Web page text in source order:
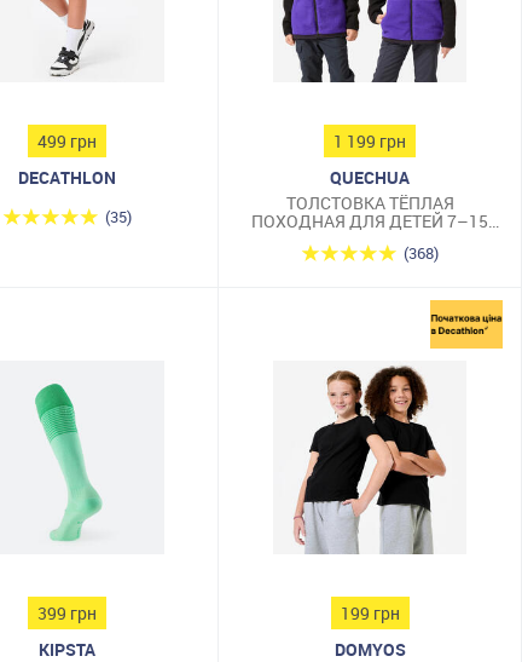
499 грн
DECATHLON
(35)
1 199 грн
QUECHUA
ТОЛСТОВКА ТЁПЛАЯ
ПОХОДНАЯ ДЛЯ ДЕТЕЙ 7–15
ЛЕТ ТЁМНО-СИНЯЯ MH500
(368)
399 грн
KIPSTA
199 грн
DOMYOS